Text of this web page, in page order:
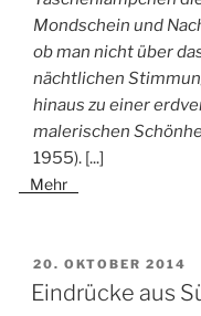
Mondschein und
ob man nicht über
nächtlichen
hinaus zu einer
malerischen
1955). [...]
Mehr
VERÖFFENTLICHT
AM
20. OKTOBER 2014
Eindrücke aus